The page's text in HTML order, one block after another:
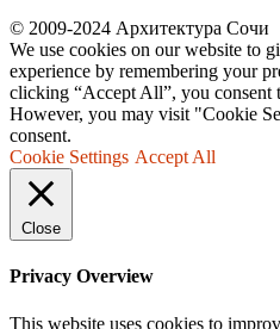
© 2009-2024 Архитектура Сочи
We use cookies on our website to
experience by remembering your
clicking “Accept All”, you consent
However, you may visit "Cookie
consent.
Cookie Settings Accept All
Close
Privacy Overview
This website uses cookies to